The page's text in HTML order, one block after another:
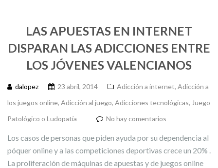
LAS APUESTAS EN INTERNET
DISPARAN LAS ADICCIONES ENTRE
LOS JÓVENES VALENCIANOS
dalopez 23 abril, 2014 Adicción a internet, Adicción a
los juegos online, Adicción al juego, Adicciones tecnológicas, Juego
Patológico o Ludopatía
No hay comentarios
Los casos de personas que piden ayuda por su dependencia al
póquer online y a las competiciones deportivas crece un 20% .
La proliferación de máquinas de apuestas y de juegos online